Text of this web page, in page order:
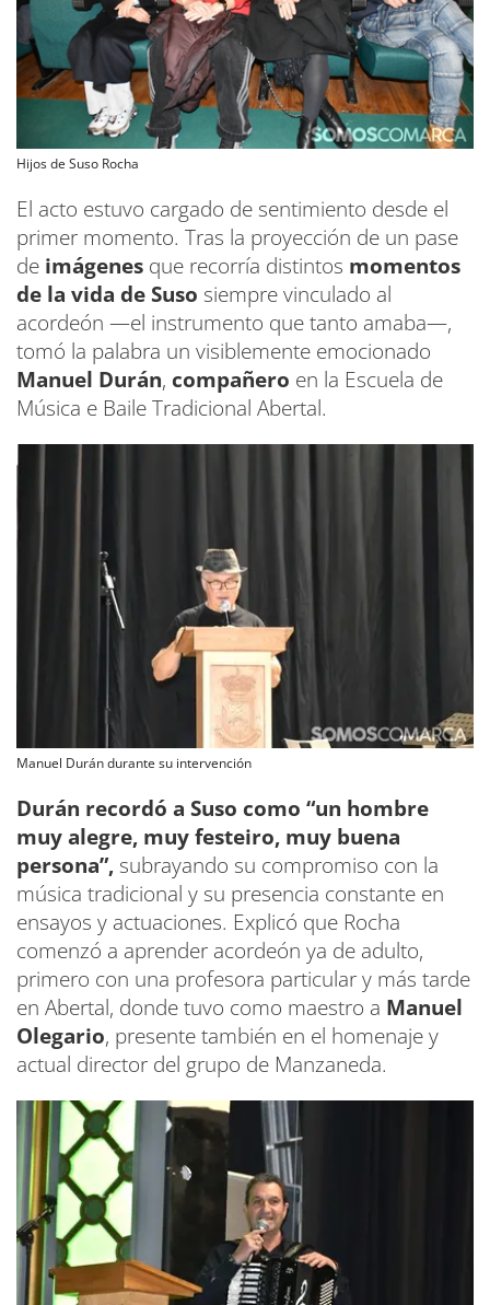
Hijos de Suso Rocha
El acto estuvo cargado de sentimiento desde el
primer momento. Tras la proyección de un pase
de imágenes que recorría distintos momentos
de la vida de Suso siempre vinculado al
acordeón —el instrumento que tanto amaba—,
tomó la palabra un visiblemente emocionado
Manuel Durán, compañero en la Escuela de
Música e Baile Tradicional Abertal.
Manuel Durán durante su intervención
Durán recordó a Suso como “un hombre
muy alegre, muy festeiro, muy buena
persona”, subrayando su compromiso con la
música tradicional y su presencia constante en
ensayos y actuaciones. Explicó que Rocha
comenzó a aprender acordeón ya de adulto,
primero con una profesora particular y más tarde
en Abertal, donde tuvo como maestro a Manuel
Olegario, presente también en el homenaje y
actual director del grupo de Manzaneda.